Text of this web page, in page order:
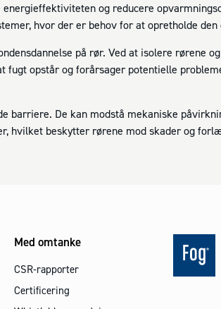
og reducere
hvor der er behov for at opretholde
på rør. Ved at isolere rørene
fugt opstår og forårsager potentielle
barriere. De kan modstå mekaniske
hvilket beskytter rørene mod skader og
Med omtanke
CSR-rapporter
Certificering